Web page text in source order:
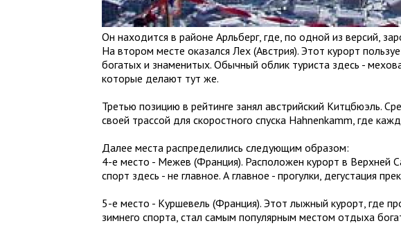
Он находится в районе Арльберг, где, по одной из версий,
На втором месте оказался Лех (Австрия). Этот курорт
богатых и знаменитых. Обычный облик туриста здесь -
которые делают тут же.
Третью позицию в рейтинге занял австрийский Китцбюэль.
своей трассой для скоростного спуска Hahnenkamm, где
Далее места распределились следующим образом:
4-е место - Межев (Франция). Расположен курорт в Верхней
спорт здесь - не главное. А главное - прогулки, дегустация
5-е место - Куршевель (Франция). Этот лыжный курорт, где
зимнего спорта, стал самым популярным местом отдыха